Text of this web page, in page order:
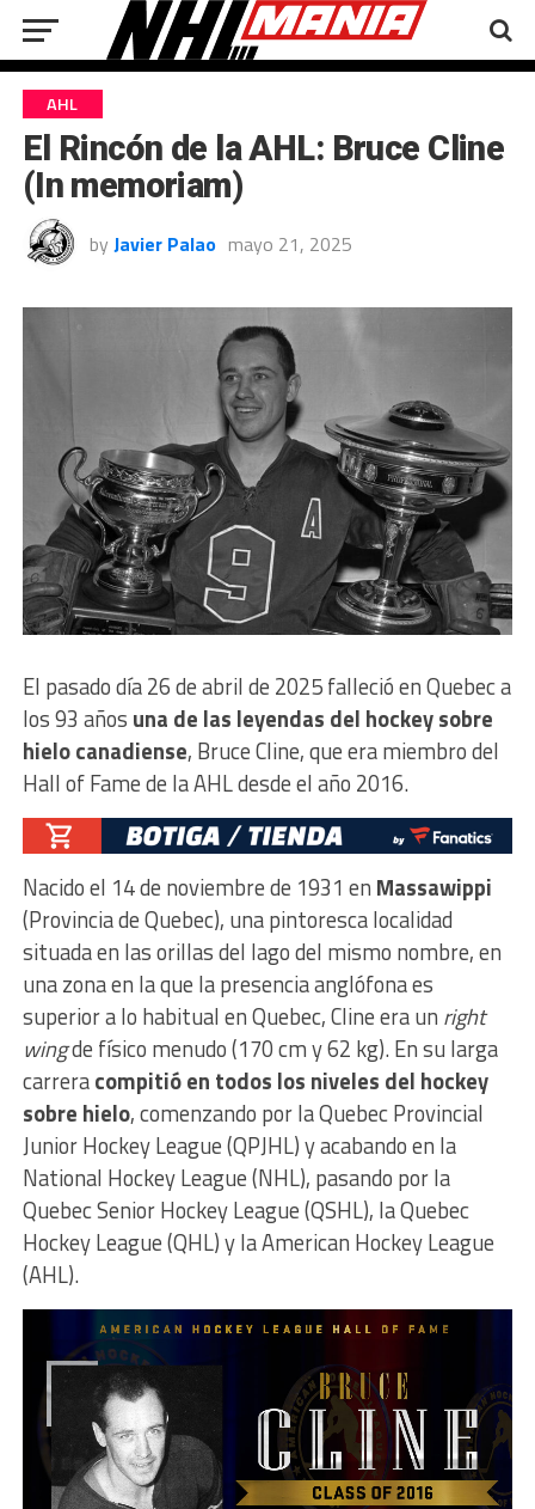
AHL
El Rincón de la AHL: Bruce Cline
(In memoriam)
by Javier Palao mayo 21, 2025
El pasado día 26 de abril de 2025 falleció en Quebec a
los 93 años una de las leyendas del hockey sobre
hielo canadiense, Bruce Cline, que era miembro del
Hall of Fame de la AHL desde el año 2016.
Nacido el 14 de noviembre de 1931 en Massawippi
(Provincia de Quebec), una pintoresca localidad
situada en las orillas del lago del mismo nombre, en
una zona en la que la presencia anglófona es
superior a lo habitual en Quebec, Cline era un right
wingde físico menudo (170 cm y 62 kg). En su larga
carreracompitió en todos los niveles del hockey
sobre hielo, comenzando por la Quebec Provincial
Junior Hockey League (QPJHL) y acabando en la
National Hockey League (NHL), pasando por la
Quebec Senior Hockey League (QSHL), la Quebec
Hockey League (QHL) y la American Hockey League
(AHL).